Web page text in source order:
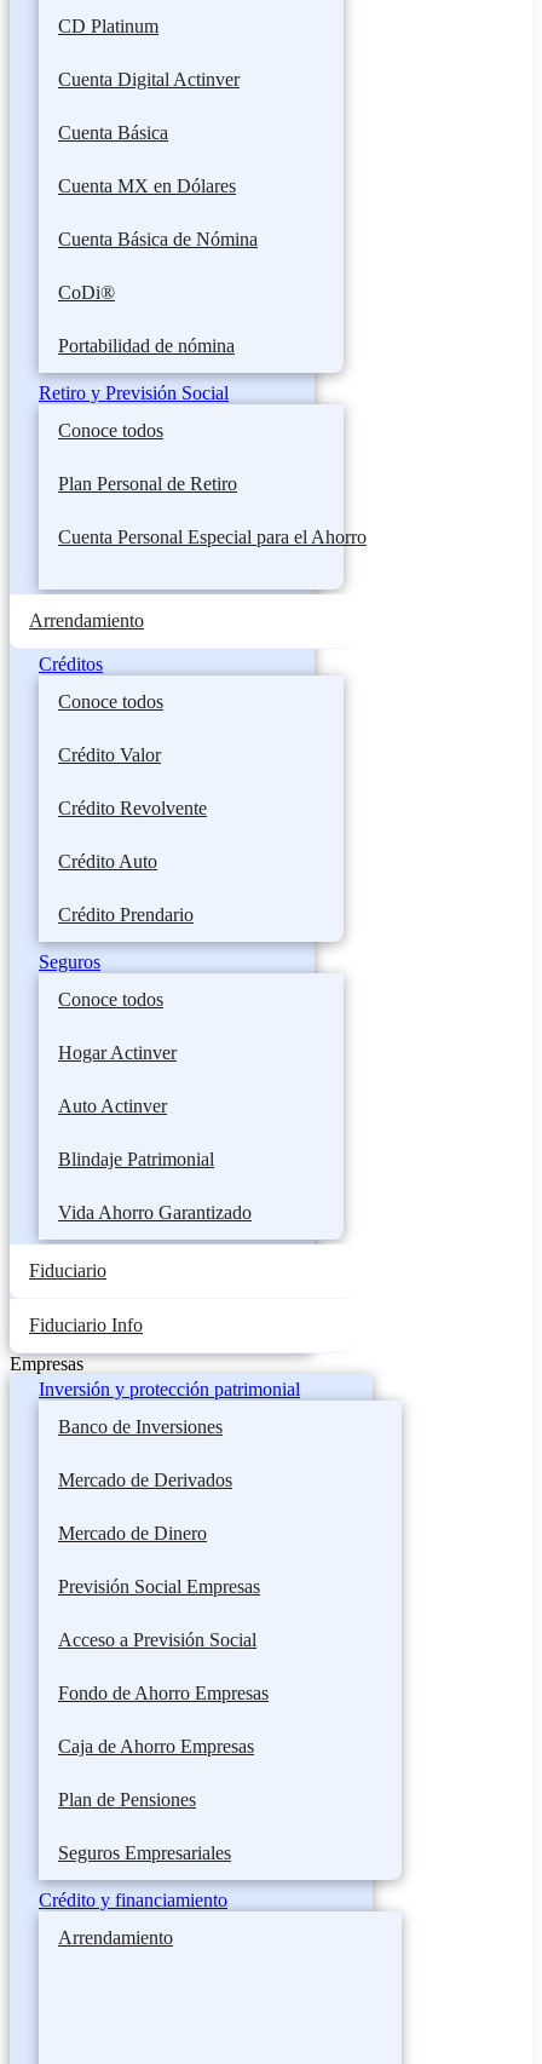
CD Platinum
Cuenta Digital Actinver
Cuenta Básica
Cuenta MX en Dólares
Cuenta Básica de Nómina
CoDi®
Portabilidad de nómina
Retiro y Previsión Social
Conoce todos
Plan Personal de Retiro
Cuenta Personal Especial para el Ahorro
Arrendamiento
Créditos
Conoce todos
Crédito Valor
Crédito Revolvente
Crédito Auto
Crédito Prendario
Seguros
Conoce todos
Hogar Actinver
Auto Actinver
Blindaje Patrimonial
Vida Ahorro Garantizado
Fiduciario
Fiduciario Info
Empresas
Inversión y protección patrimonial
Banco de Inversiones
Mercado de Derivados
Mercado de Dinero
Previsión Social Empresas
Acceso a Previsión Social
Fondo de Ahorro Empresas
Caja de Ahorro Empresas
Plan de Pensiones
Seguros Empresariales
Crédito y financiamiento
Arrendamiento